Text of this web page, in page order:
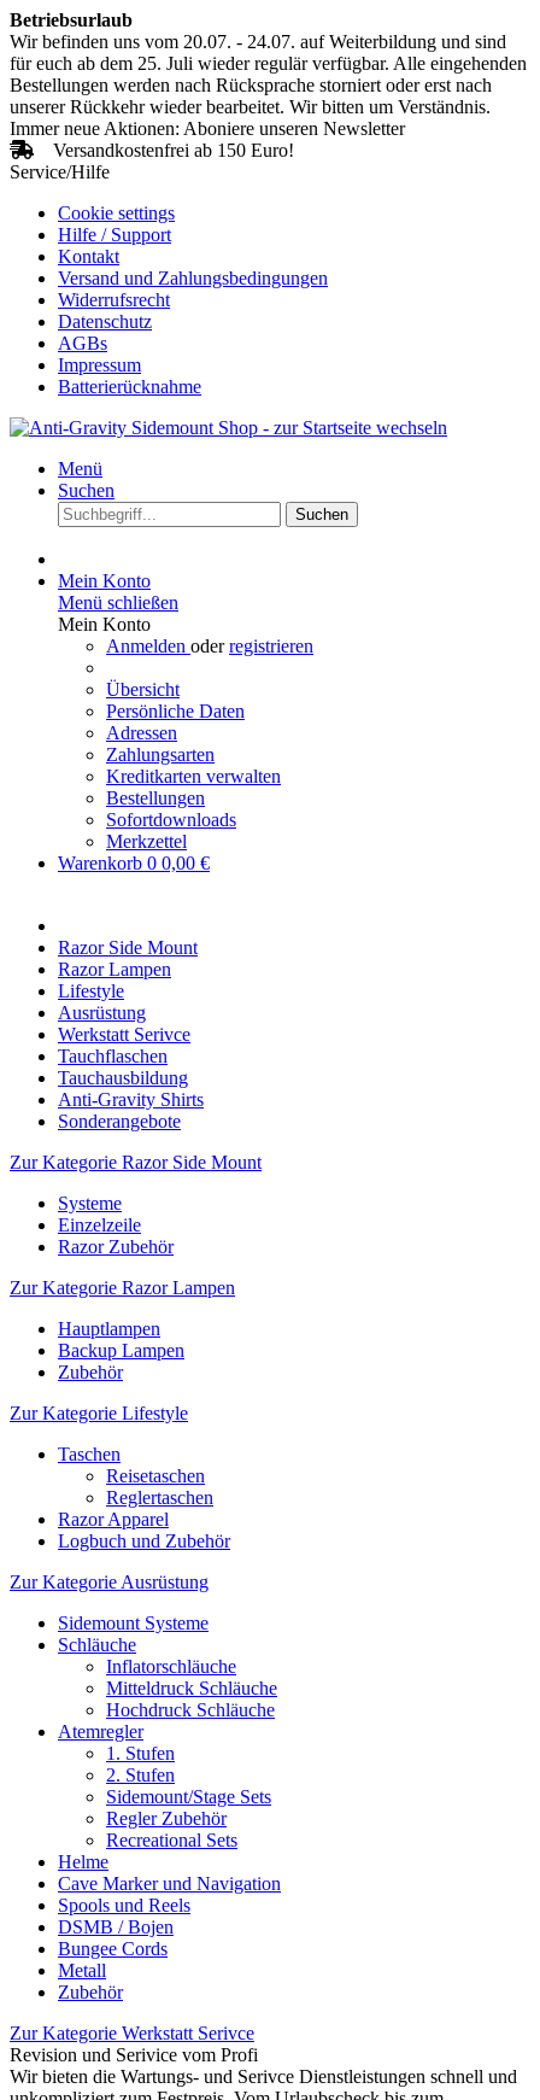
Betriebsurlaub
Wir befinden uns vom 20.07. - 24.07. auf Weiterbildung und sind
für euch ab dem 25. Juli wieder regulär verfügbar. Alle eingehenden
Bestellungen werden nach Rücksprache storniert oder erst nach
unserer Rückkehr wieder bearbeitet. Wir bitten um Verständnis.
Immer neue Aktionen: Aboniere unseren Newsletter
Versandkostenfrei ab 150 Euro!
Service/Hilfe
Cookie settings
Hilfe / Support
Kontakt
Versand und Zahlungsbedingungen
Widerrufsrecht
Datenschutz
AGBs
Impressum
Batterierücknahme
Menü
Suchen
Suchen
Mein Konto
Menü schließen
Mein Konto
Anmelden oderregistrieren
Übersicht
Persönliche Daten
Adressen
Zahlungsarten
Kreditkarten verwalten
Bestellungen
Sofortdownloads
Merkzettel
Warenkorb 0 0,00 €
Razor Side Mount
Razor Lampen
Lifestyle
Ausrüstung
Werkstatt Serivce
Tauchflaschen
Tauchausbildung
Anti-Gravity Shirts
Sonderangebote
Zur Kategorie Razor Side Mount
Systeme
Einzelzeile
Razor Zubehör
Zur Kategorie Razor Lampen
Hauptlampen
Backup Lampen
Zubehör
Zur Kategorie Lifestyle
Taschen
Reisetaschen
Reglertaschen
Razor Apparel
Logbuch und Zubehör
Zur Kategorie Ausrüstung
Sidemount Systeme
Schläuche
Inflatorschläuche
Mitteldruck Schläuche
Hochdruck Schläuche
Atemregler
1. Stufen
2. Stufen
Sidemount/Stage Sets
Regler Zubehör
Recreational Sets
Helme
Cave Marker und Navigation
Spools und Reels
DSMB / Bojen
Bungee Cords
Metall
Zubehör
Zur Kategorie Werkstatt Serivce
Revision und Serivice vom Profi
Wir bieten die Wartungs- und Serivce Dienstleistungen schnell und